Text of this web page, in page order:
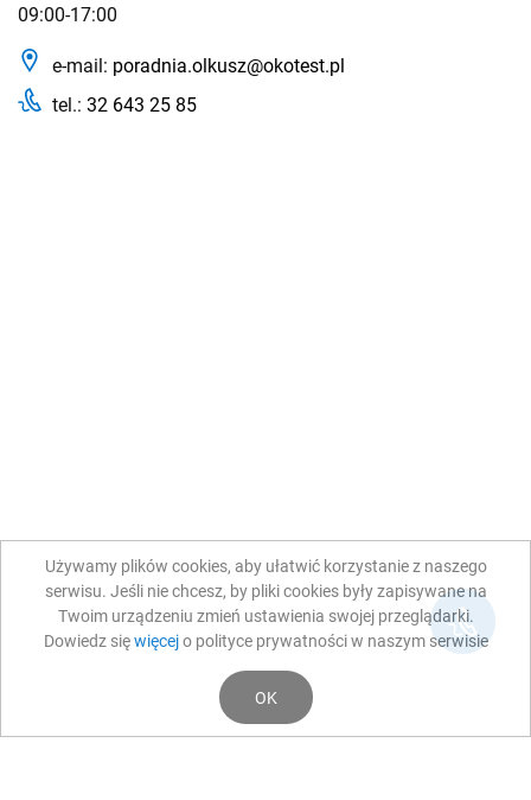
09:00-17:00
e-mail: poradnia.olkusz@okotest.pl
tel.: 32 643 25 85
Używamy plików cookies, aby ułatwić korzystanie z naszego
serwisu. Jeśli nie chcesz, by pliki cookies były zapisywane na
Twoim urządzeniu zmień ustawienia swojej przeglądarki.
Dowiedz sięwięcejo polityce prywatności w naszym serwisie
OK